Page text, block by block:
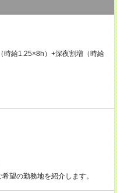
時給1.25×8h）+深夜割増（時給
望の勤務地を紹介します。